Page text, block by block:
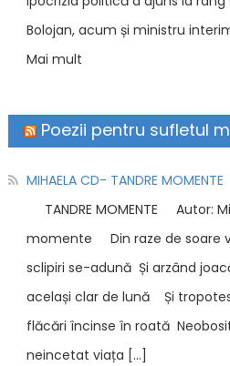
Bolojan, acum și ministru
Mai mult
Poezii pentru sufletul
MIHAELA CD- TANDRE MOMENTE
TANDRE MOMENTE
momente Din raze de soare
sclipiri se-adună Și arzând
același clar de lună Și
flăcări încinse în roată
neincetat viața […]